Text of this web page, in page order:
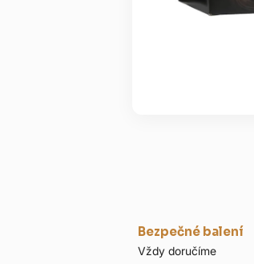
Bezpečné balení
Vždy doručíme